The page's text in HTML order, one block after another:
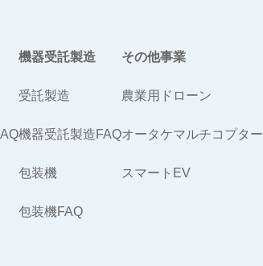
機器受託製造
受託製造
機器受託製造FAQ
包装機
包装機FAQ
その他事業
農業用ドローン
オータケマルチコプタ
スマートEV